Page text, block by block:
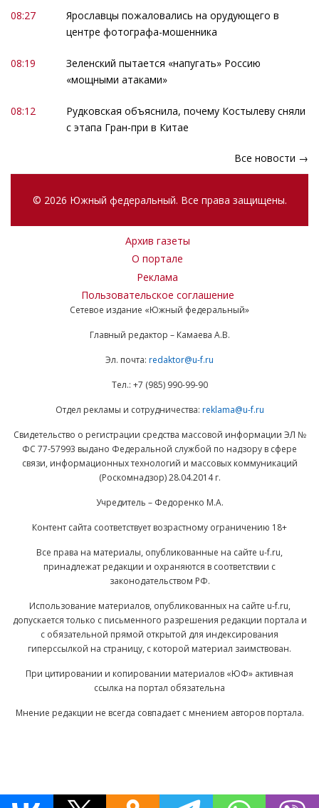
08:27
Ярославцы пожаловались на орудующего в
центре фотографа-мошенника
08:19
Зеленский пытается «напугать» Россию
«мощными атаками»
08:12
Рудковская объяснила, почему Костылеву сняли
с этапа Гран-при в Китае
Все новости →
© 2026 Южный федеральный. Все права защищены.
Архив газеты
О портале
Реклама
Пользовательское соглашение
Сетевое издание «Южный федеральный»
Главный редактор – Камаева А.В.
Эл. почта: redaktor@u-f.ru
Тел.: +7 (985) 990-99-90
Отдел рекламы и сотрудничества: reklama@u-f.ru
Свидетельство о регистрации средства массовой информации ЭЛ №
ФС 77-57993 выдано Федеральной службой по надзору в сфере
связи, информационных технологий и массовых коммуникаций
(Роскомнадзор) 28.04.2014 г.
Учредитель – Федоренко М.А.
Контент сайта соответствует возрастному ограничению 18+
Все права на материалы, опубликованные на сайте u-f.ru,
принадлежат редакции и охраняются в соответствии с
законодательством РФ.
Использование материалов, опубликованных на сайте u-f.ru,
допускается только с письменного разрешения редакции портала и
с обязательной прямой открытой для индексирования
гиперссылкой на страницу, с которой материал заимствован.
При цитировании и копировании материалов «ЮФ» активная
ссылка на портал обязательна
Мнение редакции не всегда совпадает с мнением авторов портала.